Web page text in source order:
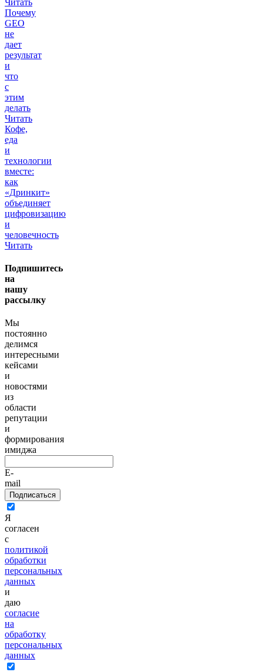
Почему
GEO
не
дает
результат
и
что
с
этим
делать
Читать
Кофе,
еда
и
технологии
вместе:
как
«Дринкит»
объединяет
цифровизацию
и
человечность
Читать
Подпишитесь
на
нашу
рассылку
Мы
постоянно
делимся
интересными
кейсами
и
новостями
из
области
репутации
и
формирования
имиджа
E-
mail
Подписаться
Я
согласен
с
политикой
обработки
персональных
данных
и
даю
согласие
на
обработку
персональных
данных